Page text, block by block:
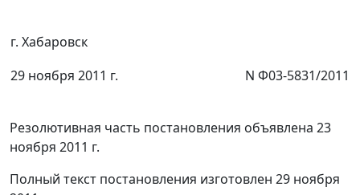
г. Хабаровск
29 ноября 2011 г.
N Ф03-5831/2011
Резолютивная часть постановления объявлена 23
ноября 2011 г.
Полный текст постановления изготовлен 29 ноября